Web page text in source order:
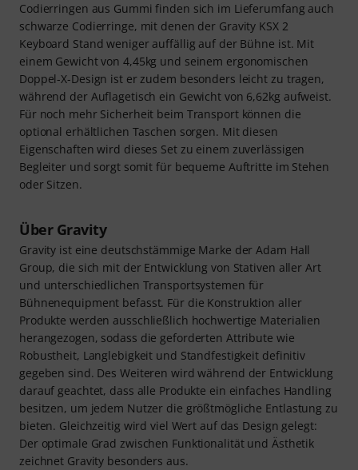
Codierringen aus Gummi finden sich im Lieferumfang auch
schwarze Codierringe, mit denen der Gravity KSX 2
Keyboard Stand weniger auffällig auf der Bühne ist. Mit
einem Gewicht von 4,45kg und seinem ergonomischen
Doppel-X-Design ist er zudem besonders leicht zu tragen,
während der Auflagetisch ein Gewicht von 6,62kg aufweist.
Für noch mehr Sicherheit beim Transport können die
optional erhältlichen Taschen sorgen. Mit diesen
Eigenschaften wird dieses Set zu einem zuverlässigen
Begleiter und sorgt somit für bequeme Auftritte im Stehen
oder Sitzen.
Über Gravity
Gravity ist eine deutschstämmige Marke der Adam Hall
Group, die sich mit der Entwicklung von Stativen aller Art
und unterschiedlichen Transportsystemen für
Bühnenequipment befasst. Für die Konstruktion aller
Produkte werden ausschließlich hochwertige Materialien
herangezogen, sodass die geforderten Attribute wie
Robustheit, Langlebigkeit und Standfestigkeit definitiv
gegeben sind. Des Weiteren wird während der Entwicklung
darauf geachtet, dass alle Produkte ein einfaches Handling
besitzen, um jedem Nutzer die größtmögliche Entlastung zu
bieten. Gleichzeitig wird viel Wert auf das Design gelegt:
Der optimale Grad zwischen Funktionalität und Ästhetik
zeichnet Gravity besonders aus.